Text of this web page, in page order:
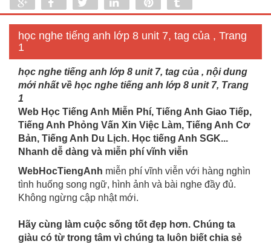
Share Share Tweet Share
học nghe tiếng anh lớp 8 unit 7, tag của , Trang
1
học nghe tiếng anh lớp 8 unit 7, tag của , nội dung
mới nhất về học nghe tiếng anh lớp 8 unit 7, Trang
1
Web Học Tiếng Anh Miễn Phí, Tiếng Anh Giao Tiếp,
Tiếng Anh Phỏng Vấn Xin Việc Làm, Tiếng Anh Cơ
Bản, Tiếng Anh Du Lịch. Học tiếng Anh SGK...
Nhanh dễ dàng và miễn phí vĩnh viễn
WebHocTiengAnh miễn phí vĩnh viễn với hàng nghìn
tình huống song ngữ, hình ảnh và bài nghe đầy đủ.
Không ngừng cập nhật mới.
Hãy cùng làm cuộc sống tốt đẹp hơn. Chúng ta
giàu có từ trong tâm vì chúng ta luôn biết chia sẻ